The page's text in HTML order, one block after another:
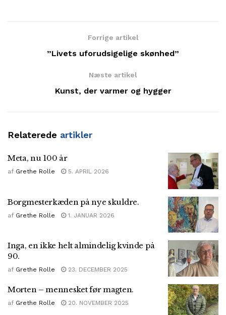
Forrige artikel
”Livets uforudsigelige skønhed”
Næste artikel
Kunst, der varmer og hygger
Relaterede artikler
Meta, nu 100 år
af Grethe Rolle 5. APRIL 2026
Borgmesterkæden på nye skuldre.
af Grethe Rolle 1. JANUAR 2026
Inga, en ikke helt almindelig kvinde på
90.
af Grethe Rolle 23. DECEMBER 2025
Morten – mennesket før magten.
af Grethe Rolle 20. NOVEMBER 2025